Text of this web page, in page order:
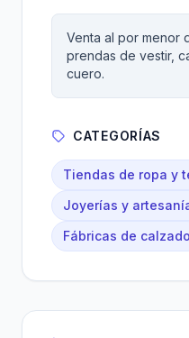
Venta al por menor
prendas de vestir,
cuero.
CATEGORÍAS
Tiendas de ropa y
Joyerías y
Fábricas de calzado